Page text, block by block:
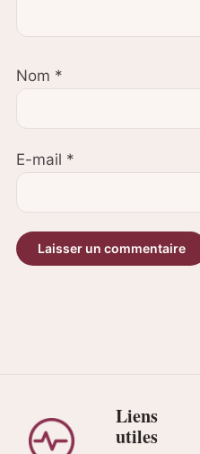
Nom *
E-mail *
Liens
utiles